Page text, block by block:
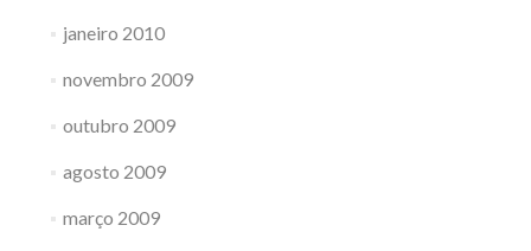
janeiro 2010
novembro 2009
outubro 2009
agosto 2009
março 2009